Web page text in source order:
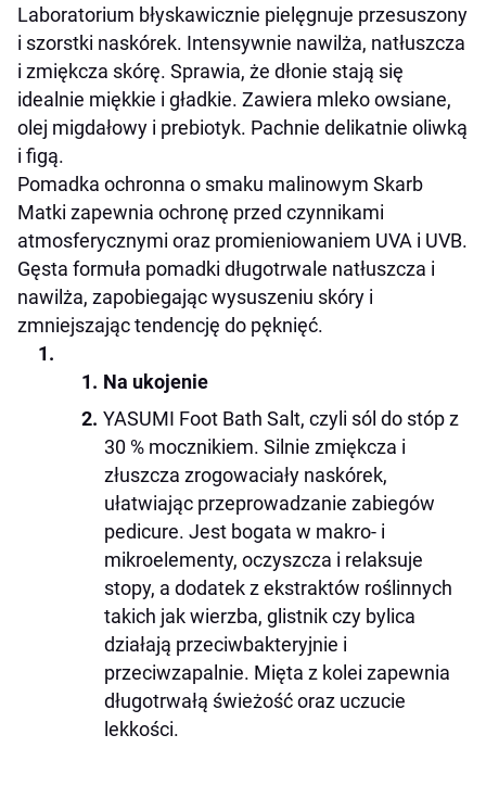
Laboratorium błyskawicznie pielęgnuje przesuszony
i szorstki naskórek. Intensywnie nawilża, natłuszcza
i zmiękcza skórę. Sprawia, że dłonie stają się
idealnie miękkie i gładkie. Zawiera mleko owsiane,
olej migdałowy i prebiotyk. Pachnie delikatnie oliwką
i figą.
Pomadka ochronna o smaku malinowym Skarb
Matki zapewnia ochronę przed czynnikami
atmosferycznymi oraz promieniowaniem UVA i UVB.
Gęsta formuła pomadki długotrwale natłuszcza i
nawilża, zapobiegając wysuszeniu skóry i
zmniejszając tendencję do pęknięć.
Na ukojenie
YASUMI Foot Bath Salt, czyli sól do stóp z
30 % mocznikiem. Silnie zmiękcza i
złuszcza zrogowaciały naskórek,
ułatwiając przeprowadzanie zabiegów
pedicure. Jest bogata w makro- i
mikroelementy, oczyszcza i relaksuje
stopy, a dodatek z ekstraktów roślinnych
takich jak wierzba, glistnik czy bylica
działają przeciwbakteryjnie i
przeciwzapalnie. Mięta z kolei zapewnia
długotrwałą świeżość oraz uczucie
lekkości.